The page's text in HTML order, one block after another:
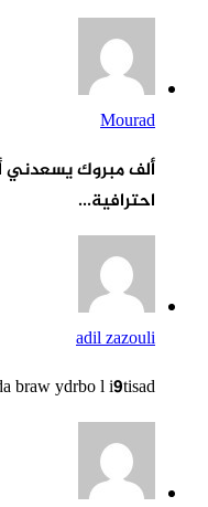
Mourad
ألف مبروك يسعدني
احترافية...
adil zazouli
braw ydrbo l i9tisad...